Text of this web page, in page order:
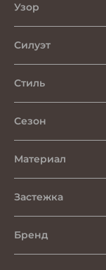
Узор
Силуэт
Стиль
Сезон
Материал
Застежка
Бренд